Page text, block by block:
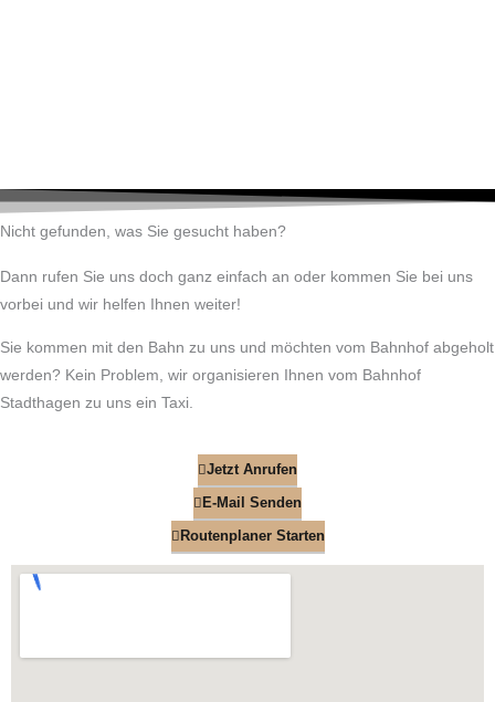
Nicht gefunden, was Sie gesucht haben?
Dann rufen Sie uns doch ganz einfach an oder kommen Sie bei uns
vorbei und wir helfen Ihnen weiter!
Sie kommen mit den Bahn zu uns und möchten vom Bahnhof abgeholt
werden? Kein Problem, wir organisieren Ihnen vom Bahnhof
Stadthagen zu uns ein Taxi.
Jetzt Anrufen
E-Mail Senden
Routenplaner Starten